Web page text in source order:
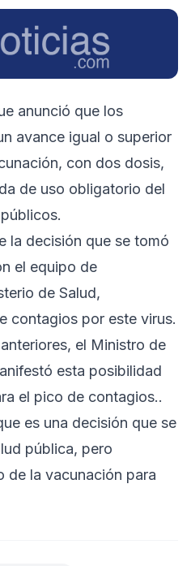
anunció que los
avance igual o superior
con dos dosis,
de uso obligatorio del
la decisión que se tomó
el equipo de
de Salud,
contagios por este virus.
el Ministro de
esta posibilidad
el pico de contagios..
es una decisión que se
pública, pero
de la vacunación para